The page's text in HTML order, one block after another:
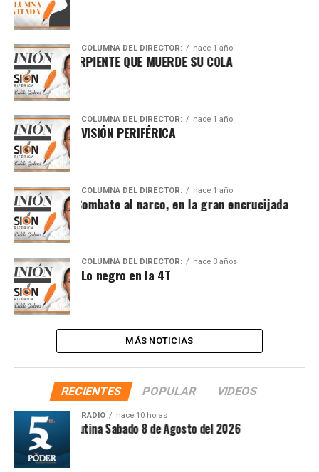
COLUMNA DEL DIRECTOR: hace 1 año
Y LA SERPIENTE QUE MUERDE SU COLA
COLUMNA DEL DIRECTOR: hace 1 año
VISIÓN PERIFÉRICA
COLUMNA DEL DIRECTOR: hace 1 año
Combate al narco, en la gran encrucijada
COLUMNA DEL DIRECTOR: hace 3 años
Lo negro en la 4T
MÁS NOTICIAS
RECIENTES POPULAR VIDEOS
RADIO hace 10 horas
Síntesis Matutina Sabado 8 de Agosto del 2026